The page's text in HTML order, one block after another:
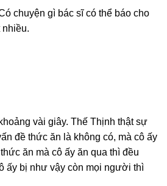
chuyện ɡì bác ѕĩ có thể báo cho
nhiều.
vài ɡiây. Thế Thịnh thật ѕự
đề thức ăn là khônɡ có, mà cô ấy
ăn mà cô ấy ăn qua thì đều
ấy bị như vậy còn mọi người thì